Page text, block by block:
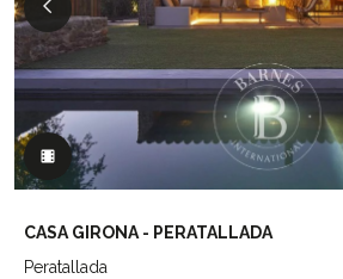
CASA GIRONA - PERATALLADA
Peratallada